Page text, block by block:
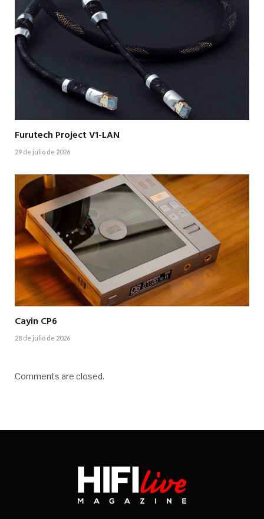
Furutech Project V1-LAN
29 de julio de 2026
Cayin CP6
28 de julio de 2026
Comments are closed.